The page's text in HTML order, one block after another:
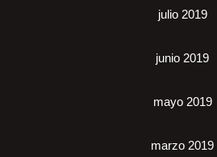
julio 2019
junio 2019
mayo 2019
marzo 2019